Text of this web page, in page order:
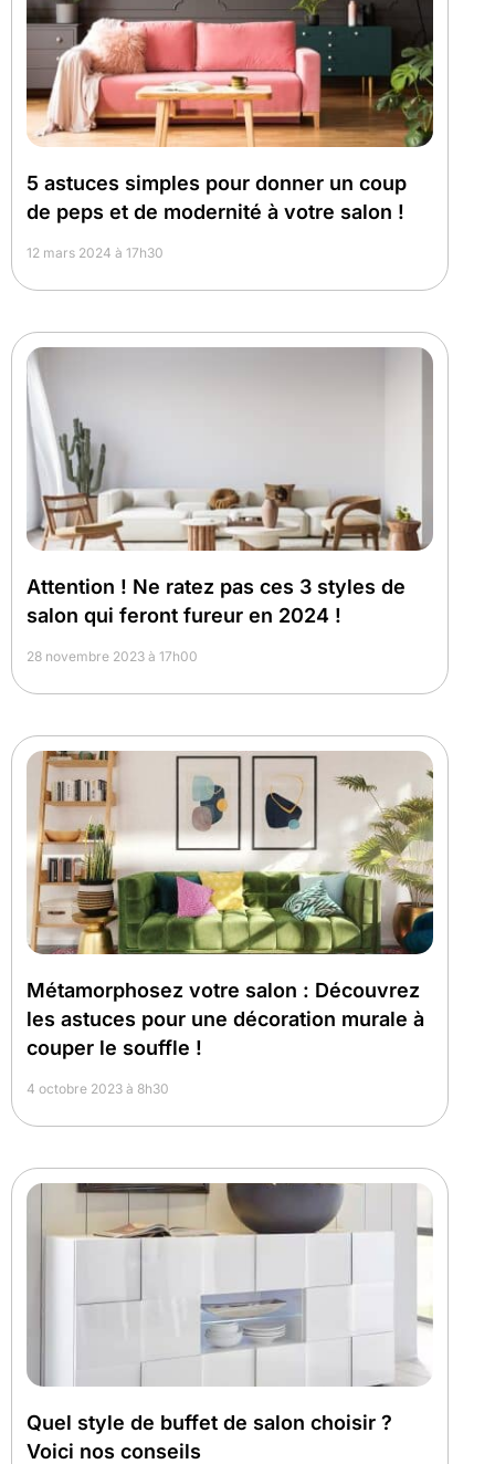
5 astuces simples pour donner un coup
de peps et de modernité à votre salon !
12 mars 2024 à 17h30
Attention ! Ne ratez pas ces 3 styles de
salon qui feront fureur en 2024 !
28 novembre 2023 à 17h00
Métamorphosez votre salon : Découvrez
les astuces pour une décoration murale à
couper le souffle !
4 octobre 2023 à 8h30
Quel style de buffet de salon choisir ?
Voici nos conseils